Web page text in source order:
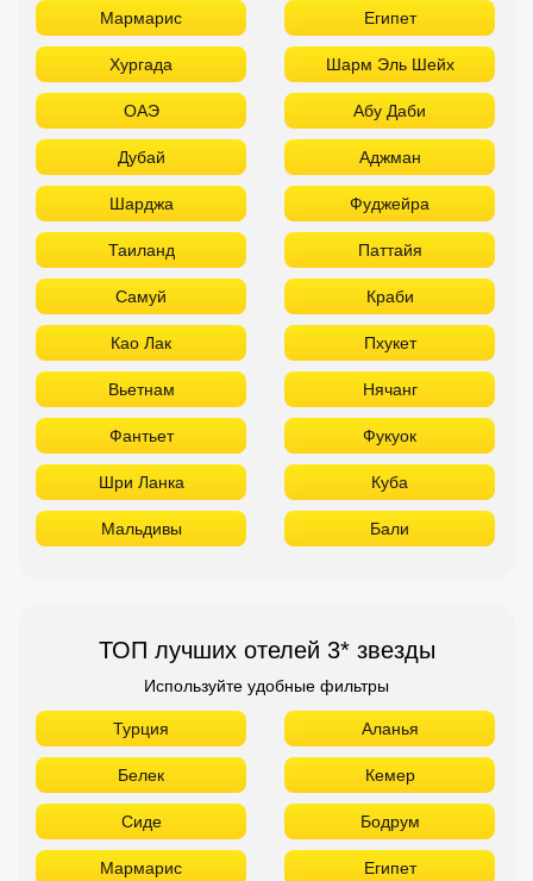
Мармарис Египет
Хургада Шарм Эль Шейх
ОАЭ Абу Даби
Дубай Аджман
Шарджа Фуджейра
Таиланд Паттайя
Самуй Краби
Као Лак Пхукет
Вьетнам Нячанг
Фантьет Фукуок
Шри Ланка Куба
Мальдивы Бали
ТОП лучших отелей 3* звезды
Используйте удобные фильтры
Турция Аланья
Белек Кемер
Сиде Бодрум
Мармарис Египет